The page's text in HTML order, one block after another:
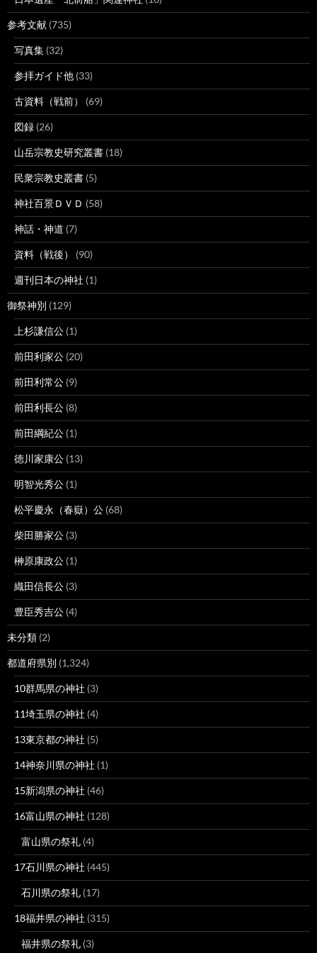
参考文献 (735)
写真集 (32)
参拝ガイド他 (33)
古資料（戦前） (69)
図録 (26)
山岳宗教史研究叢書 (18)
民衆宗教史叢書 (5)
神社百景ＤＶＤ (58)
神話・神道 (7)
資料（戦後） (90)
週刊日本の神社 (1)
御祭神別 (129)
上杉謙信公 (1)
前田利家公 (20)
前田利常公 (9)
前田利長公 (8)
前田綱紀公 (1)
徳川家康公 (13)
明智光秀公 (1)
松平慶永（春嶽）公 (68)
柴田勝家公 (3)
榊原康政公 (1)
織田信長公 (3)
豊臣秀吉公 (4)
未分類 (2)
都道府県別 (1,324)
10群馬県の神社 (3)
11埼玉県の神社 (4)
13東京都の神社 (5)
14神奈川県の神社 (1)
15新潟県の神社 (46)
16富山県の神社 (128)
富山県の祭礼 (4)
17石川県の神社 (445)
石川県の祭礼 (17)
18福井県の神社 (315)
福井県の祭礼 (3)